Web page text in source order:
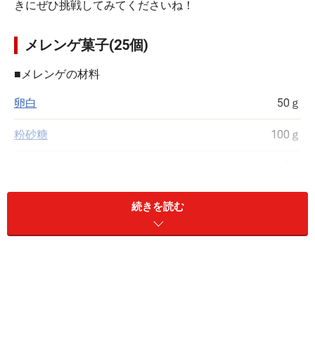
きにぜひ挑戦してみてくださいね！
メレンゲ菓子(25個)
■メレンゲの材料
卵白 50ｇ
粉砂糖 100ｇ
卵白は新鮮なものを使用しましょう。古い卵白だと、卵
の嫌な臭いが出てしまうことがあります。粉砂糖とコー
ンスターチはそれぞれふるっておいてください。
続きを読む